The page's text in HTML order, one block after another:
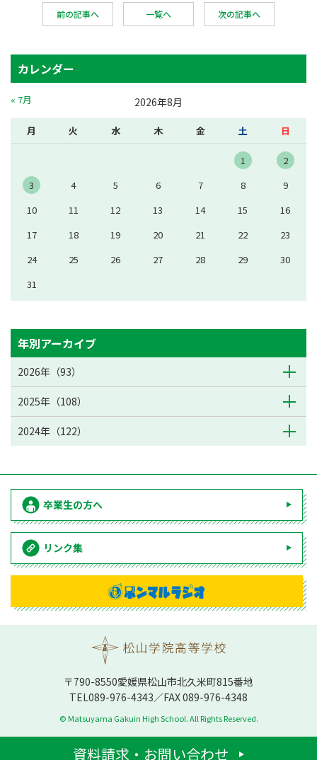
前の記事へ 一覧へ 次の記事へ
カレンダー
2026年8月
月 火 水 木 金 土 日
1
2
3
4 5 6 7 8
9
10
11 12 13 14 15
16
17
18 19 20 21 22
23
24
25 26 27 28 29
30
31
« 7月
年別アーカイブ
2026年（93）
2025年（108）
2024年（122）
卒業生の方へ
リンク集
〒790-8550愛媛県松⼭市北久⽶町815番地
TEL089-976-4343／FAX 089-976-4348
© Matsuyama Gakuin High School. All Rights Reserved.
資料請求・お問い合わせ